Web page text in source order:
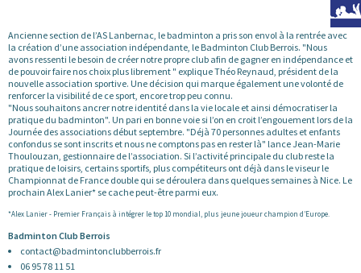
Ancienne section de l’AS Lanbernac, le badminton a pris son envol à la rentrée avec
la création d’une association indépendante, le Badminton Club Berrois. "Nous
avons ressenti le besoin de créer notre propre club afin de gagner en indépendance et
de pouvoir faire nos choix plus librement " explique Théo Reynaud, président de la
nouvelle association sportive. Une décision qui marque également une volonté de
renforcer la visibilité de ce sport, encore trop peu connu.
"Nous souhaitons ancrer notre identité dans la vie locale et ainsi démocratiser la
pratique du badminton". Un pari en bonne voie si l’on en croit l’engouement lors de la
Journée des associations début septembre. "Déjà 70 personnes adultes et enfants
confondus se sont inscrits et nous ne comptons pas en rester là" lance Jean-Marie
Thoulouzan, gestionnaire de l’association. Si l’activité principale du club reste la
pratique de loisirs, certains sportifs, plus compétiteurs ont déjà dans le viseur le
Championnat de France double qui se déroulera dans quelques semaines à Nice. Le
prochain Alex Lanier* se cache peut-être parmi eux.
*Alex Lanier - Premier Français à intégrer le top 10 mondial, plus jeune joueur champion d’Europe.
Badminton Club Berrois
contact@badmintonclubberrois.fr
06 95 78 11 51